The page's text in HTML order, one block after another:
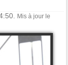
Mis à jour le